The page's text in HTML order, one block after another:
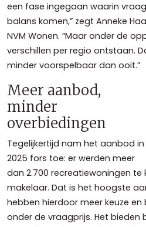
een fase ingegaan waarin
balans komen,” zegt Anneke
NVM Wonen. “Maar onder de
verschillen per regio ontstaan.
minder voorspelbaar dan ooit.”
Meer aanbod,
minder
overbiedingen
Tegelijkertijd nam het aanbod in
2025 fors toe: er werden meer
dan 2.700 recreatiewoningen te
makelaar. Dat is het hoogste
hebben hierdoor meer keuze
onder de vraagprijs. Het bieden